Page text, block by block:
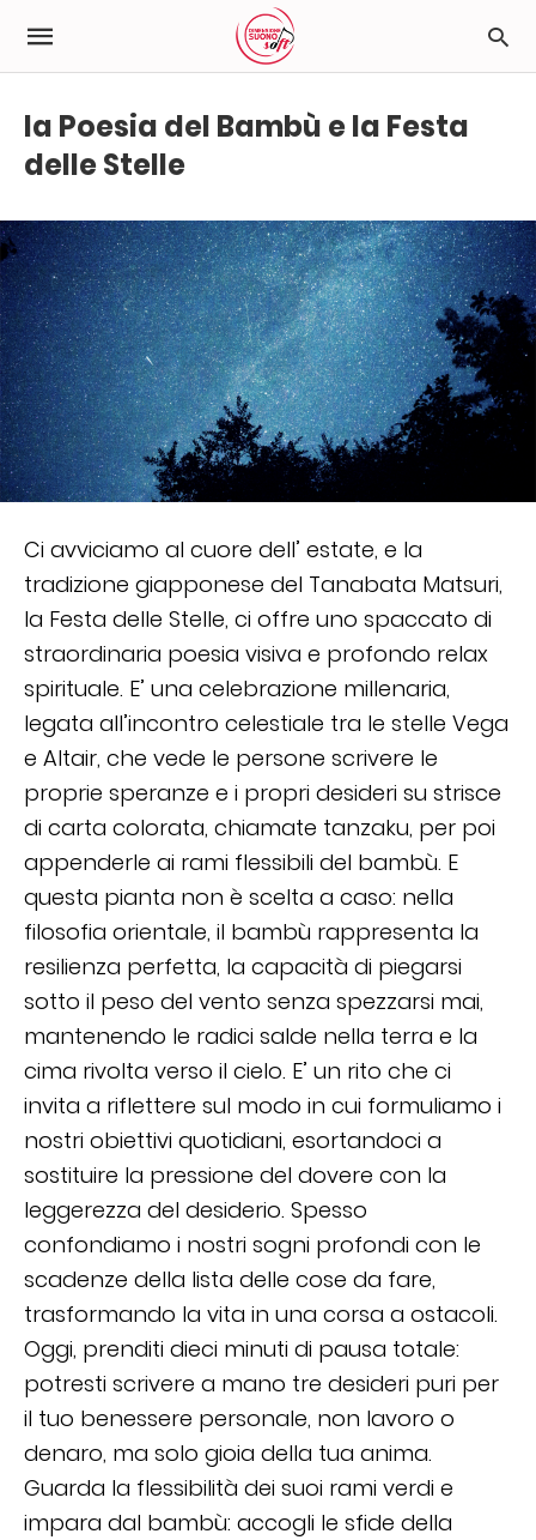
la Poesia del Bambù e la Festa
delle Stelle
Ci avviciamo al cuore dell’ estate, e la
tradizione giapponese del Tanabata Matsuri,
la Festa delle Stelle, ci offre uno spaccato di
straordinaria poesia visiva e profondo relax
spirituale. E’ una celebrazione millenaria,
legata all’incontro celestiale tra le stelle Vega
e Altair, che vede le persone scrivere le
proprie speranze e i propri desideri su strisce
di carta colorata, chiamate tanzaku, per poi
appenderle ai rami flessibili del bambù. E
questa pianta non è scelta a caso: nella
filosofia orientale, il bambù rappresenta la
resilienza perfetta, la capacità di piegarsi
sotto il peso del vento senza spezzarsi mai,
mantenendo le radici salde nella terra e la
cima rivolta verso il cielo. E’ un rito che ci
invita a riflettere sul modo in cui formuliamo i
nostri obiettivi quotidiani, esortandoci a
sostituire la pressione del dovere con la
leggerezza del desiderio. Spesso
confondiamo i nostri sogni profondi con le
scadenze della lista delle cose da fare,
trasformando la vita in una corsa a ostacoli.
Oggi, prenditi dieci minuti di pausa totale:
potresti scrivere a mano tre desideri puri per
il tuo benessere personale, non lavoro o
denaro, ma solo gioia della tua anima.
Guarda la flessibilità dei suoi rami verdi e
impara dal bambù: accogli le sfide della